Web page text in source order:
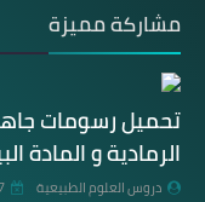
مشاركة مميزة
تحميل رسومات
الرمادية و المادة
دروس العلوم الطبيعية 7 يناير 2022